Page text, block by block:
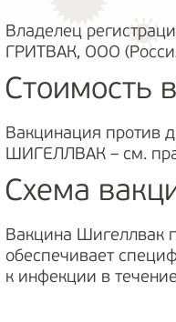
Владелец
ГРИТВАК, ООО
Стоимость
Вакцинация против
ШИГЕЛЛВАК – см.
Схема
Вакцина Шигеллвак
обеспечивает
к инфекции в